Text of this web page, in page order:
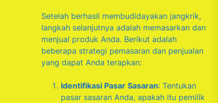
Setelah berhasil membudidayakan jangkrik,
langkah selanjutnya adalah memasarkan dan
menjual produk Anda. Berikut adalah
beberapa strategi pemasaran dan penjualan
yang dapat Anda terapkan:
Identifikasi Pasar Sasaran: Tentukan
pasar sasaran Anda, apakah itu pemilik